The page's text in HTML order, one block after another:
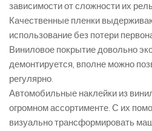
зависимости от сложности их
Качественные пленки
использование без потери
Виниловое покрытие довольно
демонтируется, вполне можно
регулярно.
Автомобильные наклейки из
огромном ассортименте. С их
визуально трансформировать